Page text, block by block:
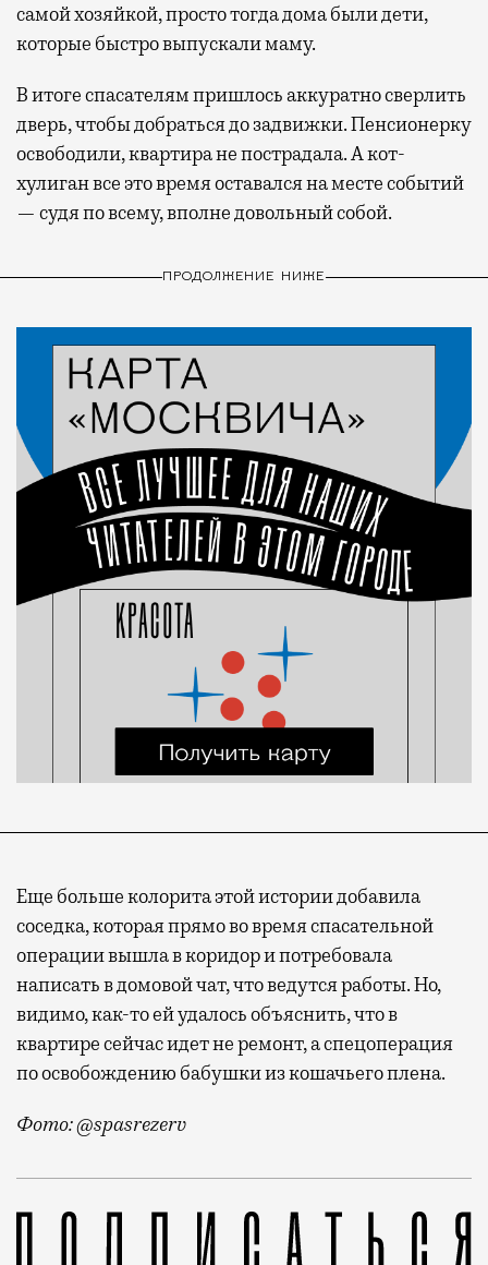
самой хозяйкой, просто тогда дома были дети,
которые быстро выпускали маму.
В итоге спасателям пришлось аккуратно сверлить
дверь, чтобы добраться до задвижки. Пенсионерку
освободили, квартира не пострадала. А кот-
хулиган все это время оставался на месте событий
— судя по всему, вполне довольный собой.
ПРОДОЛЖЕНИЕ НИЖЕ
Еще больше колорита этой истории добавила
соседка, которая прямо во время спасательной
операции вышла в коридор и потребовала
написать в домовой чат, что ведутся работы. Но,
видимо, как-то ей удалось объяснить, что в
квартире сейчас идет не ремонт, а спецоперация
по освобождению бабушки из кошачьего плена.
Фото: @spasrezerv
На Лефортовском Валу разыгрался практически